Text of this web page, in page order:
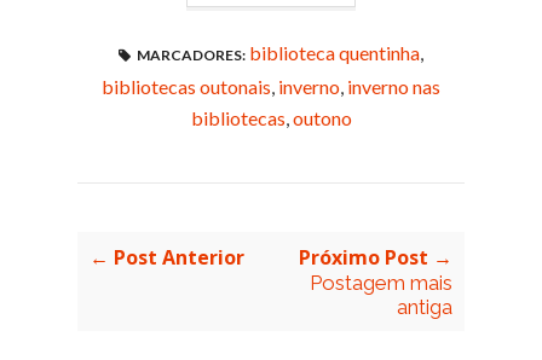
MARCADORES: biblioteca quentinha
bibliotecas outonais inverno inverno nas
bibliotecas outono
← Post Anterior Próximo Post →
Postagem mais
antiga